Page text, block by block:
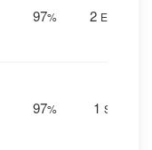
97% 2 ESE
97% 1 SE